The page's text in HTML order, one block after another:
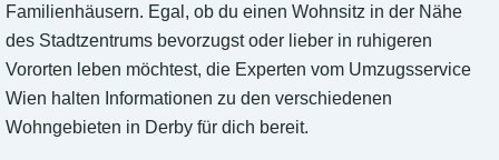
Familienhäusern. Egal, ob du einen Wohnsitz in der Nähe
des Stadtzentrums bevorzugst oder lieber in ruhigeren
Vororten leben möchtest, die Experten vom Umzugsservice
Wien halten Informationen zu den verschiedenen
Wohngebieten in Derby für dich bereit.